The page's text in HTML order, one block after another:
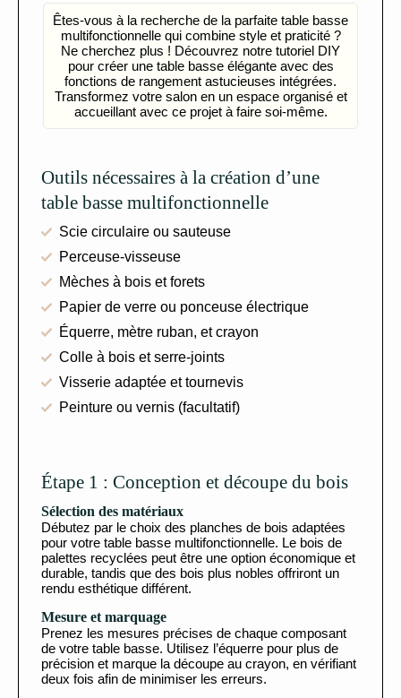
Êtes-vous à la recherche de la parfaite table basse
multifonctionnelle qui combine style et praticité ?
Ne cherchez plus ! Découvrez notre tutoriel DIY
pour créer une table basse élégante avec des
fonctions de rangement astucieuses intégrées.
Transformez votre salon en un espace organisé et
accueillant avec ce projet à faire soi-même.
Outils nécessaires à la création d’une
table basse multifonctionnelle
Scie circulaire ou sauteuse
Perceuse-visseuse
Mèches à bois et forets
Papier de verre ou ponceuse électrique
Équerre, mètre ruban, et crayon
Colle à bois et serre-joints
Visserie adaptée et tournevis
Peinture ou vernis (facultatif)
Étape 1 : Conception et découpe du bois
Sélection des matériaux
Débutez par le choix des planches de bois adaptées
pour votre table basse multifonctionnelle. Le bois de
palettes recyclées peut être une option économique et
durable, tandis que des bois plus nobles offriront un
rendu esthétique différent.
Mesure et marquage
Prenez les mesures précises de chaque composant
de votre table basse. Utilisez l’équerre pour plus de
précision et marque la découpe au crayon, en vérifiant
deux fois afin de minimiser les erreurs.